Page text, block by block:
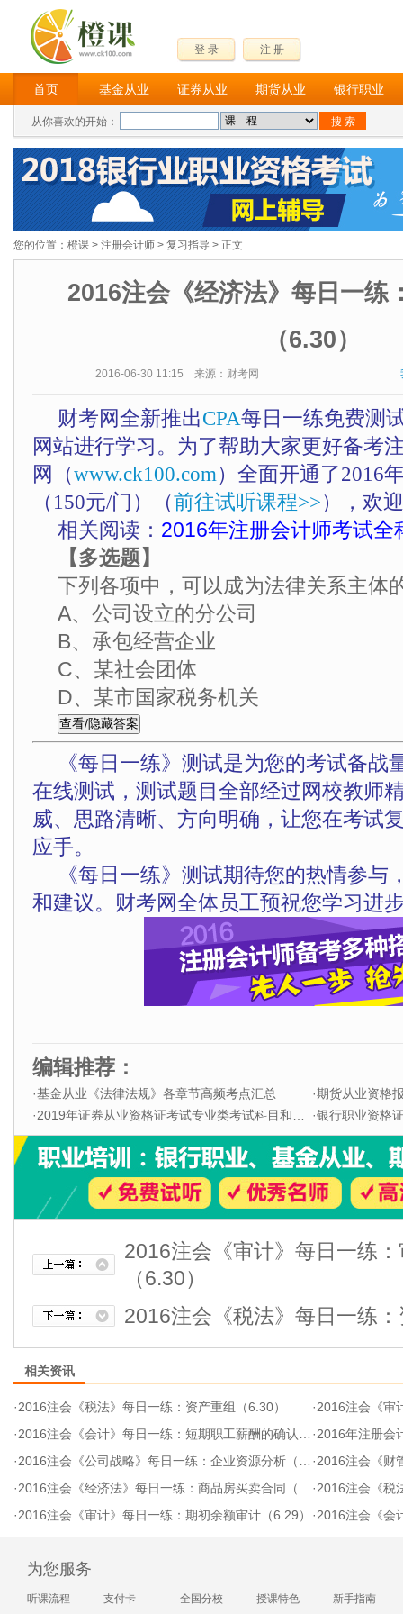
登 录 注 册
首页 基金从业 证券从业 期货从业 银行职业
从你喜欢的开始：
您的位置： 橙课 > 注册会计师 > 复习指导 > 正文
2016注会《经济法》每日一练
（6.30）
2016-06-30 11:15 来源：财考网
财考网全新推出CPA每日一练免费测
网站进行学习。为了帮助大家更好备考
网（www.ck100.com）全面开通了2016
（150元/门）（前往试听课程>>），欢
相关阅读： 2016年注册会计师考试全
【多选题】
下列各项中，可以成为法律关系主
A、公司设立的分公司
B、承包经营企业
C、某社会团体
D、某市国家税务机关
《每日一练》测试是为您的考试备战
在线测试，测试题目全部经过网校教师
威、思路清晰、方向明确，让您在考试
应手。
《每日一练》测试期待您的热情参与
和建议。财考网全体员工预祝您学习进
编辑推荐：
·基金从业《法律法规》各章节高频考点汇总 ·期货从业资格
·2019年证券从业资格证考试专业类考试科目和题型 ·银行职业资格证
2016注会《审计》每日一练
（6.30）
2016注会《税法》每日一练
相关资讯
·2016注会《税法》每日一练：资产重组（6.30） ·2016注会《审计
·2016注会《会计》每日一练：短期职工薪酬的确认与计量（6.30） ·2016年注册会
·2016注会《公司战略》每日一练：企业资源分析（6.29） ·2016注会《财
·2016注会《经济法》每日一练：商品房买卖合同（6.29） ·2016注会《税
·2016注会《审计》每日一练：期初余额审计（6.29） ·2016注会《会计
为您服务
听课流程 支付卡 全国分校 授课特色 新手指南